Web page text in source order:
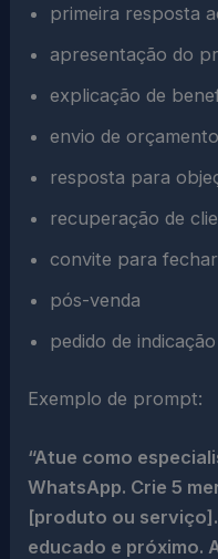
primeira resposta
apresentação do
explicação de
envio de orçamento
resposta para
recuperação de
convite para
pós-venda
pedido de
Exemplo de prompt:
“Atue como
WhatsApp. Crie 5
[produto ou
educado e próximo.